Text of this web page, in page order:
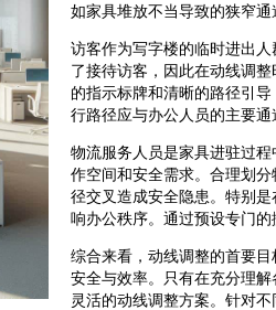
如家具堆放不当导致的狭窄通
访客作为写字楼的临时进出
了接待访客，因此在动线调
的指示标牌和清晰的路径引
行路径应与办公人员的主要
物流服务人员是家具进驻过
作空间和安全需求。合理划
径交叉造成安全隐患。特别
响办公秩序。通过预设专门
综合来看，动线调整的首要
安全与效率。只有在充分理
灵活的动线调整方案。针对